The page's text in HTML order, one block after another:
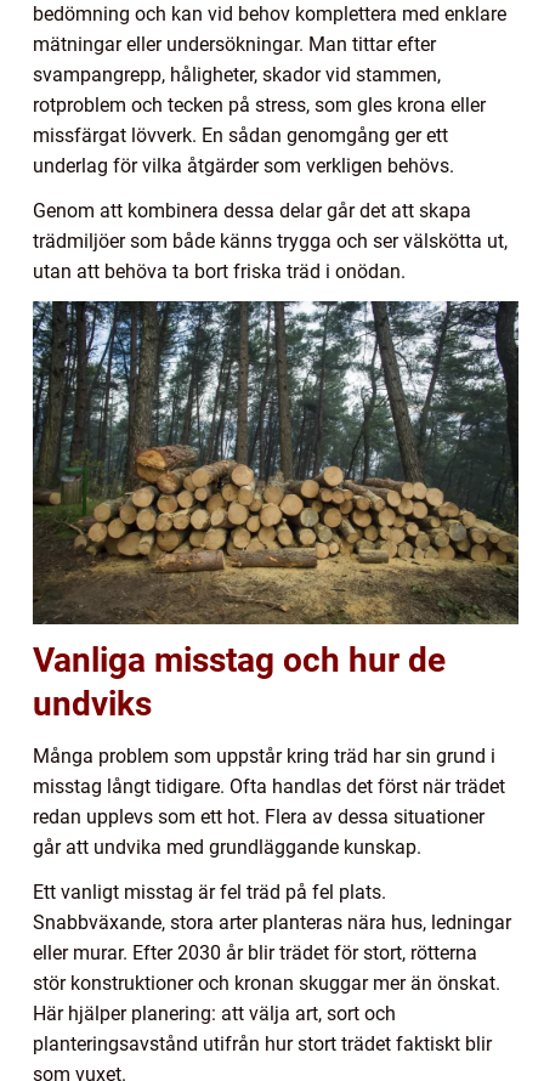
bedömning och kan vid behov komplettera med enklare
mätningar eller undersökningar. Man tittar efter
svampangrepp, håligheter, skador vid stammen,
rotproblem och tecken på stress, som gles krona eller
missfärgat lövverk. En sådan genomgång ger ett
underlag för vilka åtgärder som verkligen behövs.
Genom att kombinera dessa delar går det att skapa
trädmiljöer som både känns trygga och ser välskötta ut,
utan att behöva ta bort friska träd i onödan.
Vanliga misstag och hur de
undviks
Många problem som uppstår kring träd har sin grund i
misstag långt tidigare. Ofta handlas det först när trädet
redan upplevs som ett hot. Flera av dessa situationer
går att undvika med grundläggande kunskap.
Ett vanligt misstag är fel träd på fel plats.
Snabbväxande, stora arter planteras nära hus, ledningar
eller murar. Efter 2030 år blir trädet för stort, rötterna
stör konstruktioner och kronan skuggar mer än önskat.
Här hjälper planering: att välja art, sort och
planteringsavstånd utifrån hur stort trädet faktiskt blir
som vuxet.